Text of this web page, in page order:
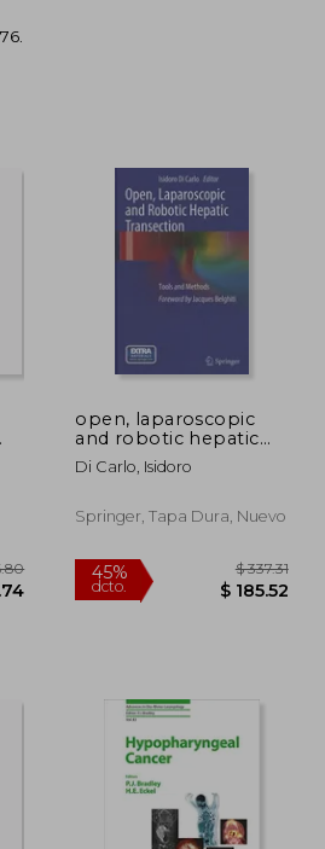
.
open, laparoscopic
and robotic hepatic
transection. tools and
methods. (en Inglés)
Di Carlo, Isidoro
Springer, Tapa Dura, Nuevo
dcto.